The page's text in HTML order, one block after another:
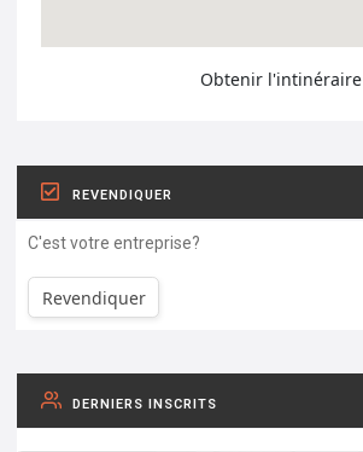
Obtenir l'intinéraire
REVENDIQUER
C'est votre entreprise?
Revendiquer
DERNIERS INSCRITS